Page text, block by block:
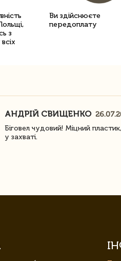
з
Ви здійснюєте
передоплату
АНДРІЙ СВИЩЕНКО
Біговел чудовий! Міцний
у захваті.